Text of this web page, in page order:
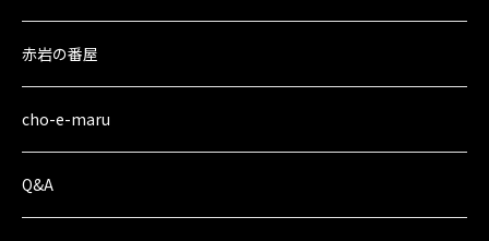
赤岩の番屋
cho-e-maru
Q&A